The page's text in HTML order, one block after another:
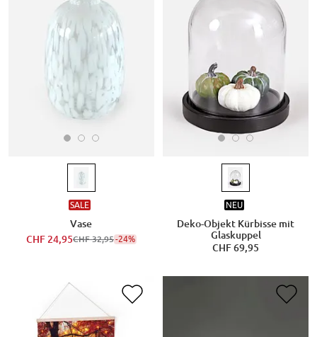
SALE
Vase
CHF 24,95CHF 32,95-24%
NEU
Deko-Objekt Kürbisse mit
Glaskuppel
CHF 69,95